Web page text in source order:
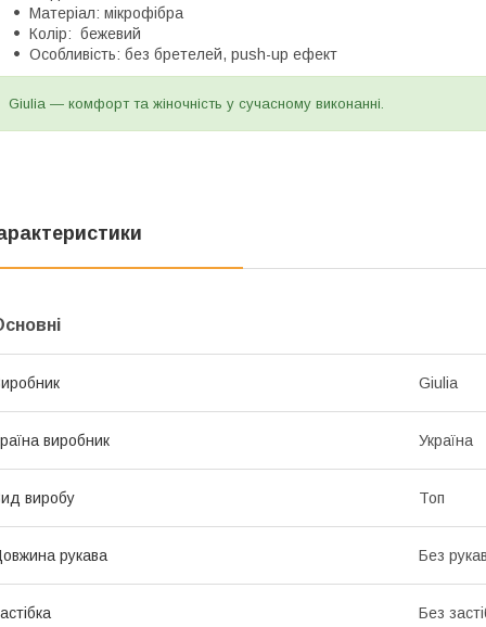
Матеріал: мікрофібра
Колір: бежевий
Особливість: без бретелей, push-up ефект
Giulia — комфорт та жіночність у сучасному виконанні.
Giulia
виробник Україна
виробу Топ
рукава Без
Без